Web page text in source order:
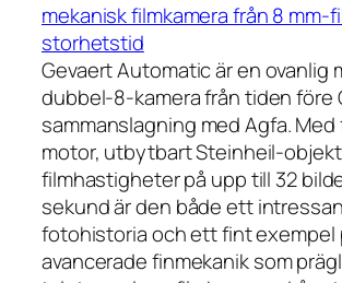
mekanisk filmkamera från 8 mm-
storhetstid
Gevaert Automatic är en ovanlig
dubbel-8-kamera från tiden före
sammanslagning med Agfa.
motor, utbytbart Steinheil-
filmhastigheter på upp till 32
sekund är den både ett
fotohistoria och ett fint exempel
avancerade finmekanik som